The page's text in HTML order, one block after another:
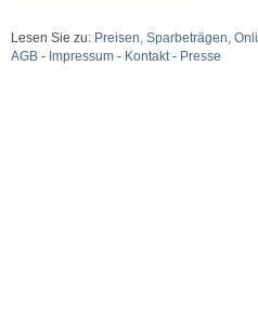
Lesen Sie zu: Preisen, Sparbeträgen,
AGB - Impressum - Kontakt- Presse